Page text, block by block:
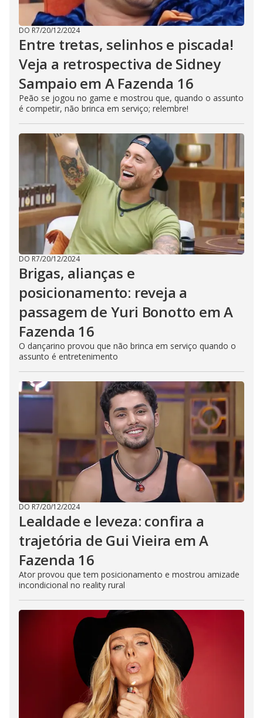
DO R7/20/12/2024
Entre tretas, selinhos e piscada!
Veja a retrospectiva de Sidney
Sampaio em A Fazenda 16
Peão se jogou no game e mostrou que, quando o assunto
é competir, não brinca em serviço; relembre!
DO R7/20/12/2024
Brigas, alianças e
posicionamento: reveja a
passagem de Yuri Bonotto em A
Fazenda 16
O dançarino provou que não brinca em serviço quando o
assunto é entretenimento
DO R7/20/12/2024
Lealdade e leveza: confira a
trajetória de Gui Vieira em A
Fazenda 16
Ator provou que tem posicionamento e mostrou amizade
incondicional no reality rural